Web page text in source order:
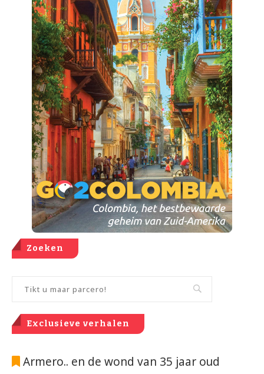
Zoeken
Exclusieve verhalen
Armero.. en de wond van 35 jaar oud